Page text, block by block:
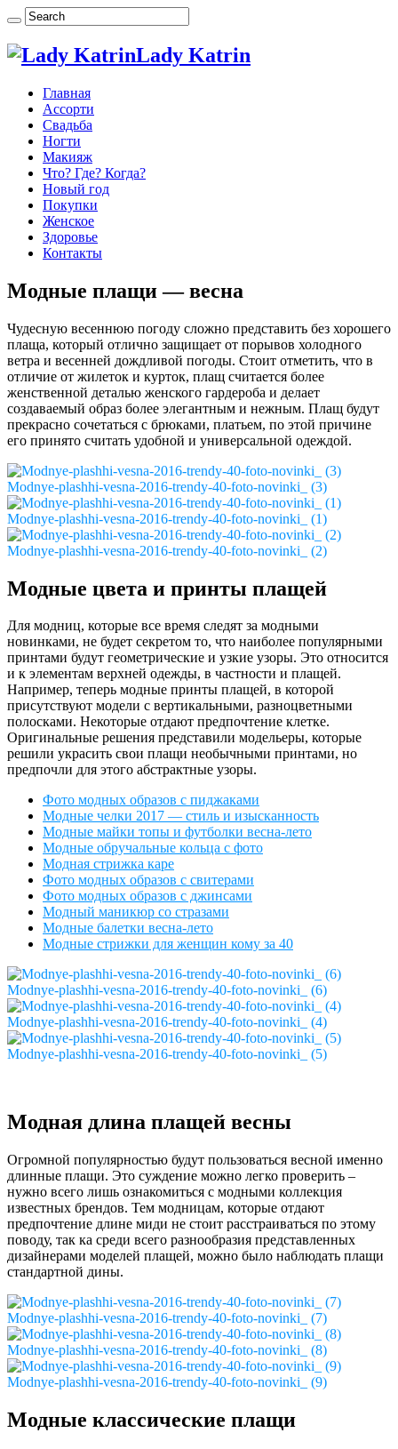
Lady Katrin
Главная
Ассорти
Свадьба
Ногти
Макияж
Что? Где? Когда?
Новый год
Покупки
Женское
Здоровье
Контакты
Модные плащи — весна
Чудесную весеннюю погоду сложно представить без хорошего
плаща, который отлично защищает от порывов холодного
ветра и весенней дождливой погоды. Стоит отметить, что в
отличие от жилеток и курток, плащ считается более
женственной деталью женского гардероба и делает
создаваемый образ более элегантным и нежным. Плащ будут
прекрасно сочетаться с брюками, платьем, по этой причине
его принято считать удобной и универсальной одеждой.
Modnye-plashhi-vesna-2016-trendy-40-foto-novinki_ (3)
Modnye-plashhi-vesna-2016-trendy-40-foto-novinki_ (1)
Modnye-plashhi-vesna-2016-trendy-40-foto-novinki_ (2)
Модные цвета и принты плащей
Для модниц, которые все время следят за модными
новинками, не будет секретом то, что наиболее популярными
принтами будут геометрические и узкие узоры. Это относится
и к элементам верхней одежды, в частности и плащей.
Например, теперь модные принты плащей, в которой
присутствуют модели с вертикальными, разноцветными
полосками. Некоторые отдают предпочтение клетке.
Оригинальные решения представили модельеры, которые
решили украсить свои плащи необычными принтами, но
предпочли для этого абстрактные узоры.
Фото модных образов с пиджаками
Модные челки 2017 — стиль и изысканность
Модные майки топы и футболки весна-лето
Модные обручальные кольца с фото
Модная стрижка каре
Фото модных образов с свитерами
Фото модных образов с джинсами
Модный маникюр со стразами
Модные балетки весна-лето
Модные стрижки для женщин кому за 40
Modnye-plashhi-vesna-2016-trendy-40-foto-novinki_ (6)
Modnye-plashhi-vesna-2016-trendy-40-foto-novinki_ (4)
Modnye-plashhi-vesna-2016-trendy-40-foto-novinki_ (5)
Модная длина плащей весны
Огромной популярностью будут пользоваться весной именно
длинные плащи. Это суждение можно легко проверить –
нужно всего лишь ознакомиться с модными коллекция
известных брендов. Тем модницам, которые отдают
предпочтение длине миди не стоит расстраиваться по этому
поводу, так ка среди всего разнообразия представленных
дизайнерами моделей плащей, можно было наблюдать плащи
стандартной дины.
Modnye-plashhi-vesna-2016-trendy-40-foto-novinki_ (7)
Modnye-plashhi-vesna-2016-trendy-40-foto-novinki_ (8)
Modnye-plashhi-vesna-2016-trendy-40-foto-novinki_ (9)
Модные классические плащи